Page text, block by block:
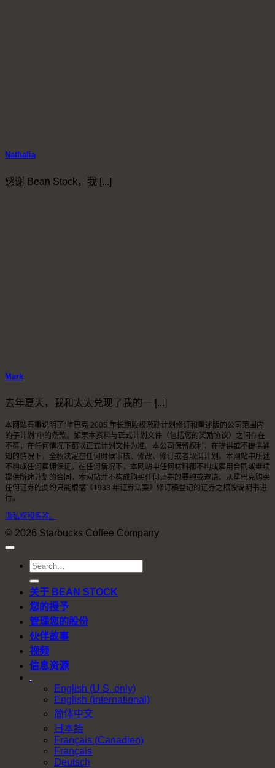
Nathalia
感谢 Bean Stock，我 [...]
Mark
去年夏天，我和太太兑现了我的一 [...]
本网站着重说明了“星巴克 2005 年长期股权激励计划修订和重述版的公司范围内
的子计划”中的条款。如果本资料与正式计划文件（包括您的奖励协议）之间存在
不符，在任何情况下都以正式计划文件为准。本公司保留权利，在提供或不提供通
知的情况下，全权决定在任何时候审核、修改、修订或者取消计划。本网站中所述
不构成任何雇佣保证。在任何情况下，本网站中任何材料都不构成雇用合同或继续
提供所述计划的合同。本网站并不构成购买任何证券的要约或邀请。从星巴克购买
任何证券的要约只能根据《1933 年证券法案》修订稿登记的证券之招股说明书进
行。
隐私权和条款。
© 2026 Starbucks Coffee Company
关于 BEAN STOCK
您的授予
管理您的股份
伙伴故事
视频
信息资源
.
English (U.S. only)
English (international)
简体中文
日本語
Français (Canadien)
Français
Deutsch